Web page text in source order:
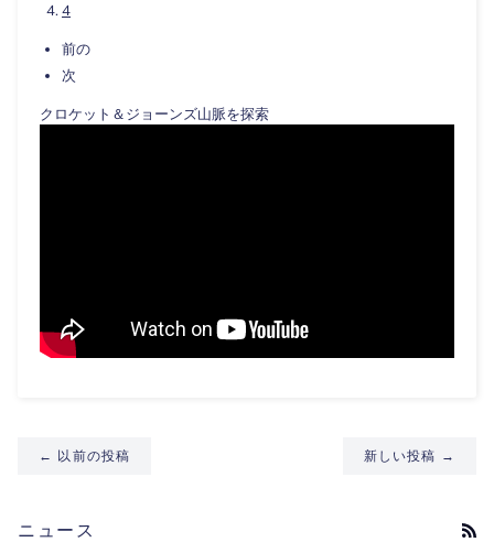
4
前の
次
クロケット＆ジョーンズ山脈を探索
← 以前の投稿 新しい投稿 →
ニュース